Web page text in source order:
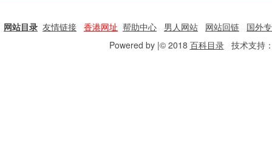
网站目录 友情链接 香港网址 帮助中心 男人网站 网站回链
国外
Powered by |© 2018 百科目录技术支持